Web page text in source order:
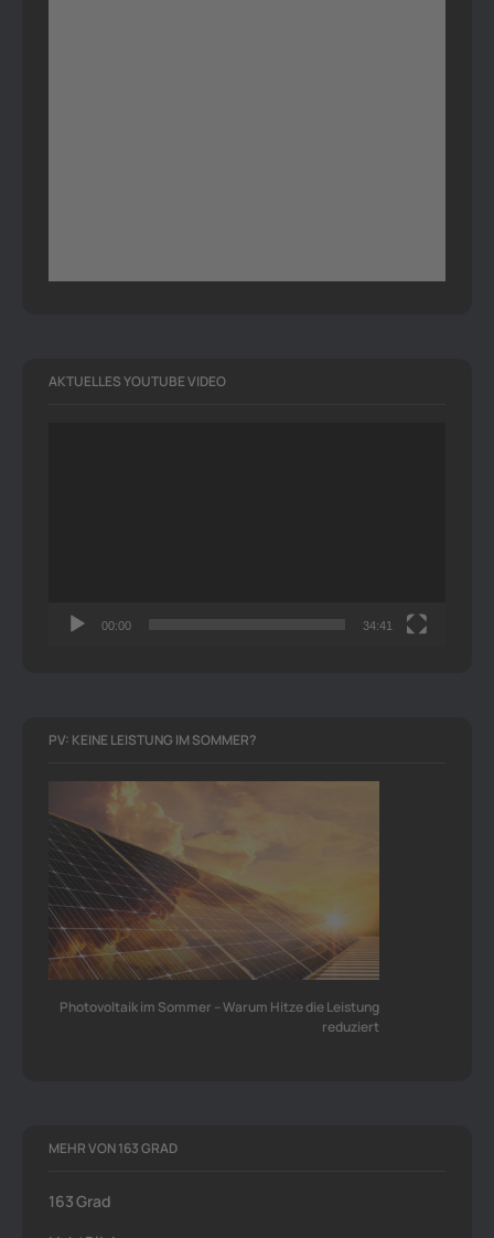
AKTUELLES YOUTUBE VIDEO
00:00 34:41
PV: KEINE LEISTUNG IM SOMMER?
Photovoltaik im Sommer – Warum Hitze die Leistung
reduziert
MEHR VON 163 GRAD
163 Grad